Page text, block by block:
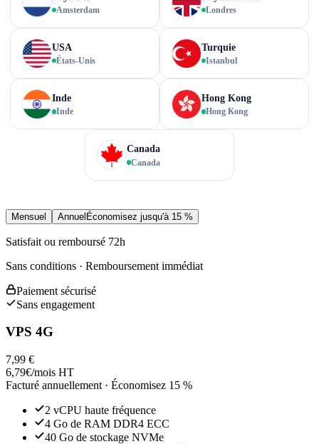
Amsterdam Londres
USA
États-Unis
Turquie
Istanbul
Inde
Inde
Hong Kong
Hong Kong
Canada
Canada
Mensuel AnnuelÉconomisez jusqu'à 15 %
Satisfait ou remboursé 72h
Sans conditions · Remboursement immédiat
Paiement sécurisé
Sans engagement
VPS 4G
7,99 €
6,79€/mois HT
Facturé annuellement · Économisez 15 %
2 vCPU haute fréquence
4 Go de RAM DDR4 ECC
40 Go de stockage NVMe